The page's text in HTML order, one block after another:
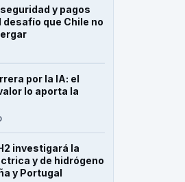
y pagos
que Chile no
por la IA: el
lo aporta la
investigará la
y de hidrógeno
y Portugal